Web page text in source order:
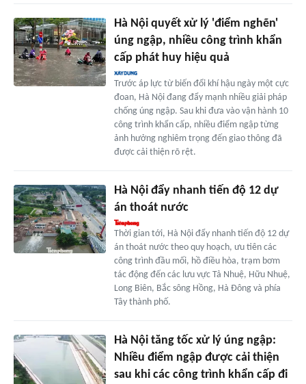
Hà Nội quyết xử lý 'điểm nghẽn'
úng ngập, nhiều công trình khẩn
cấp phát huy hiệu quả
Trước áp lực từ biến đổi khí hậu ngày một cực
đoan, Hà Nội đang đẩy mạnh nhiều giải pháp
chống úng ngập. Sau khi đưa vào vận hành 10
công trình khẩn cấp, nhiều điểm ngập từng
ảnh hưởng nghiêm trọng đến giao thông đã
được cải thiện rõ rệt.
Hà Nội đẩy nhanh tiến độ 12 dự
án thoát nước
Thời gian tới, Hà Nội đẩy nhanh tiến độ 12 dự
án thoát nước theo quy hoạch, ưu tiên các
công trình đầu mối, hồ điều hòa, trạm bơm
tác động đến các lưu vực Tả Nhuệ, Hữu Nhuệ,
Long Biên, Bắc sông Hồng, Hà Đông và phía
Tây thành phố.
Hà Nội tăng tốc xử lý úng ngập:
Nhiều điểm ngập được cải thiện
sau khi các công trình khẩn cấp đi